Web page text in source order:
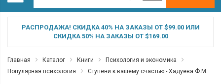
РАСПРОДАЖА! СКИДКА 40% НА ЗАКАЗЫ ОТ $99.00 ИЛИ
СКИДКА 50% НА ЗАКАЗЫ ОТ $169.00
Главная Каталог Книги
Психология и экономика
Популярная психология
Ступени к вашему счастью - Хадуева Ф.М.